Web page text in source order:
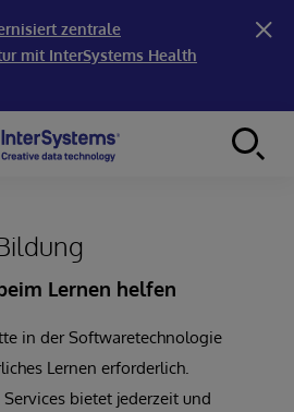
zentrale
mit InterSystems Health
Lernen helfen
in der Softwaretechnologie
Lernen erforderlich.
bietet jederzeit und